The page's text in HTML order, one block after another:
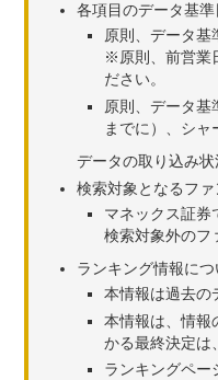
各項目のデータ基準
原則、データ基
※原則、前営業
ださい。
原則、データ
までに）、シ
データの取り込み
検索対象となるフ
マネックス証券
検索対象外のフ
ランキング情報につ
本情報は過去の
本情報は、情報
かる最終決定は
ランキングペー